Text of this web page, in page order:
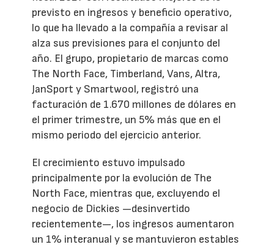
previsto en ingresos y beneficio operativo,
lo que ha llevado a la compañía a revisar al
alza sus previsiones para el conjunto del
año. El grupo, propietario de marcas como
The North Face, Timberland, Vans, Altra,
JanSport y Smartwool, registró una
facturación de 1.670 millones de dólares en
el primer trimestre, un 5% más que en el
mismo periodo del ejercicio anterior.
El crecimiento estuvo impulsado
principalmente por la evolución de The
North Face, mientras que, excluyendo el
negocio de Dickies —desinvertido
recientemente—, los ingresos aumentaron
un 1% interanual y se mantuvieron estables